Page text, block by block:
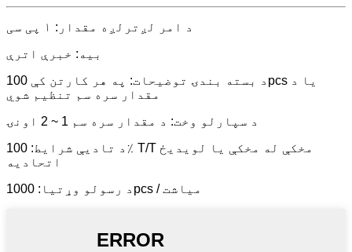
د امر لږترلږه مقدار: ۱ پی سی
بیه: خبرې اترې
د بسته بندۍ توضیحات: په هر کارتن کې 100pcs یا د
مقدار سره سم تنظیم شوي
د سپارلو وخت: د مقدار سره سم 1 ~ 2 اونۍ
د تادیې شرایط: 100٪ T/T مخکې له مخکې یا لویدیځ
اتحادیه
د رسولو وړتیا: 1000pcs / میاشت